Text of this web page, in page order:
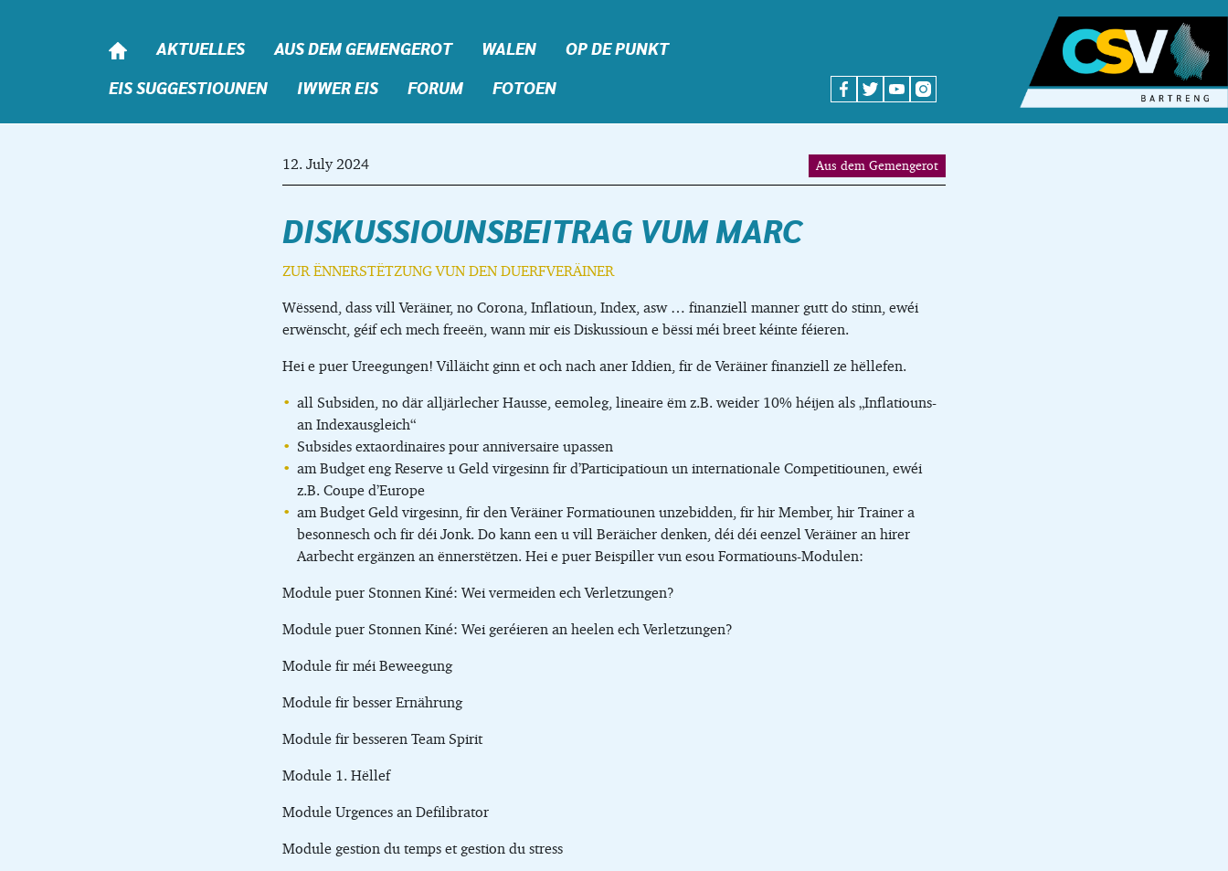
AKTUELLES AUS DEM GEMENGEROT WALEN OP DE PUNKT
EIS SUGGESTIOUNEN IWWER EIS FORUM FOTOEN
DISKUSSIOUNSBEITRAG VUM MARC
12. July 2024 Aus dem Gemengerot
ZUR ËNNERSTËTZUNG VUN DEN DUERFVERÄINER
Wëssend, dass vill Veräiner, no Corona, Inflatioun, Index, asw … finanziell manner gutt do stinn, ewéi
erwënscht, géif ech mech freeën, wann mir eis Diskussioun e bëssi méi breet kéinte féieren.
Hei e puer Ureegungen! Villäicht ginn et och nach aner Iddien, fir de Veräiner finanziell ze hëllefen.
all Subsiden, no där alljärlecher Hausse, eemoleg, lineaire ëm z.B. weider 10% héijen als „Inflatiouns-
an Indexausgleich“
Subsides extaordinaires pour anniversaire upassen
am Budget eng Reserve u Geld virgesinn fir d’Participatioun un internationale Competitiounen, ewéi
z.B. Coupe d’Europe
am Budget Geld virgesinn, fir den Veräiner Formatiounen unzebidden, fir hir Member, hir Trainer a
besonnesch och fir déi Jonk. Do kann een u vill Beräicher denken, déi déi eenzel Veräiner an hirer
Aarbecht ergänzen an ënnerstëtzen. Hei e puer Beispiller vun esou Formatiouns-Modulen:
Module puer Stonnen Kiné: Wei vermeiden ech Verletzungen?
Module puer Stonnen Kiné: Wei geréieren an heelen ech Verletzungen?
Module fir méi Beweegung
Module fir besser Ernährung
Module fir besseren Team Spirit
Module 1. Hëllef
Module Urgences an Defilibrator
Module gestion du temps et gestion du stress